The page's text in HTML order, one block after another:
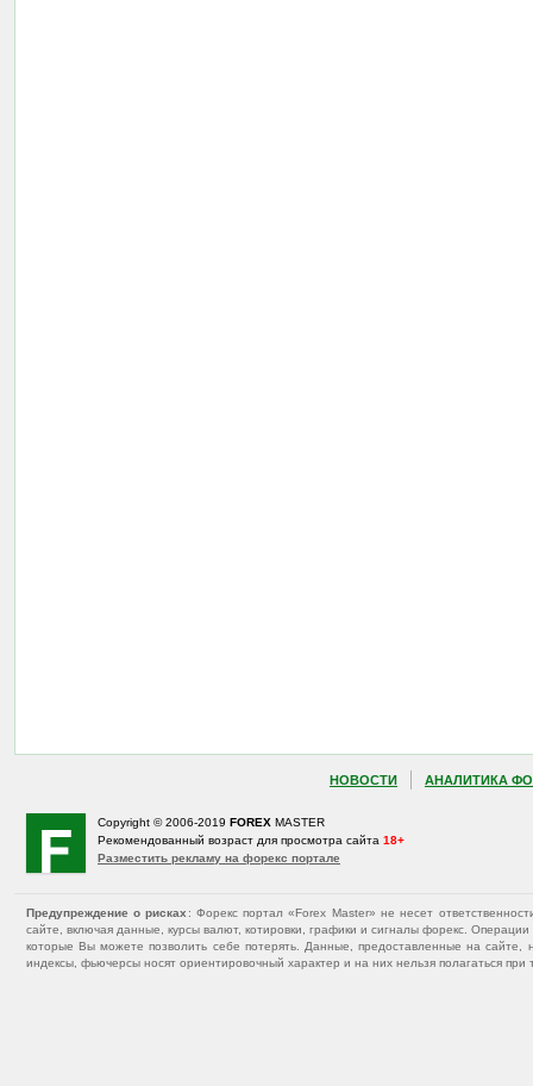
НОВОСТИ АНАЛИТИКА
Copyright © 2006-2019 FOREX MASTER
Рекомендованный возраст для просмотра сайта 18+
Разместить рекламу на форекс портале
Предупреждение о рисках : Форекс портал «Forex Master» не несет
сайте, включая данные, курсы валют, котировки, графики и сигналы форекс.
которые Вы можете позволить себе потерять. Данные, предоставленные на
индексы, фьючерсы носят ориентировочный характер и на них нельзя полагаться при